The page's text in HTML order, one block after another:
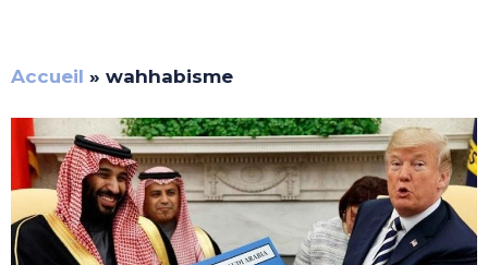
Accueil » wahhabisme